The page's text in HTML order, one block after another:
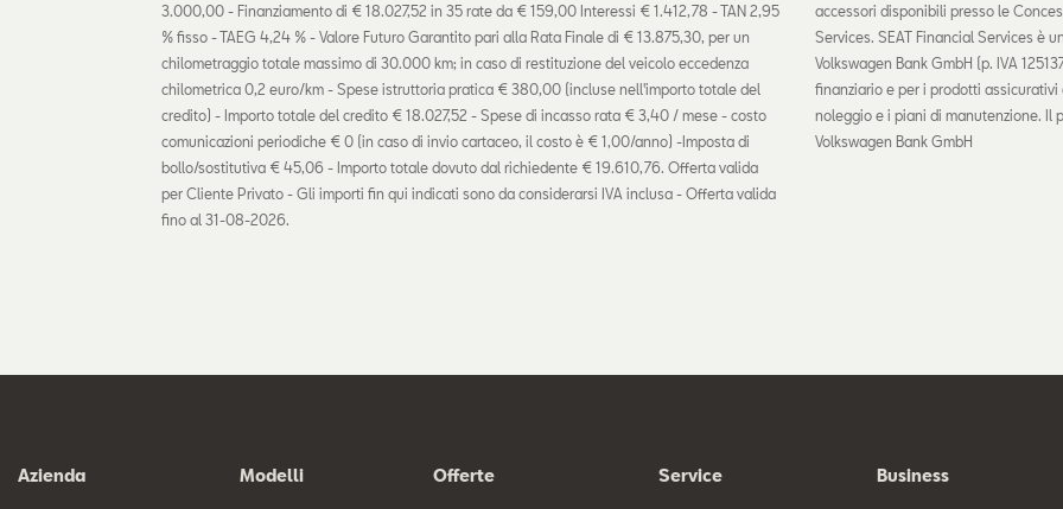
3.000,00 - Finanziamento di € 18.027,52 in 35 rate da € 159,00 Interessi € 1.412,78 - TAN 2,95
% fisso - TAEG 4,24 % - Valore Futuro Garantito pari alla Rata Finale di € 13.875,30, per un
chilometraggio totale massimo di 30.000 km; in caso di restituzione del veicolo eccedenza
chilometrica 0,2 euro/km - Spese istruttoria pratica € 380,00 (incluse nell'importo totale del
credito) - Importo totale del credito € 18.027,52 - Spese di incasso rata € 3,40 / mese - costo
comunicazioni periodiche € 0 (in caso di invio cartaceo, il costo è € 1,00/anno) -Imposta di
bollo/sostitutiva € 45,06 - Importo totale dovuto dal richiedente € 19.610,76. Offerta valida
per Cliente Privato - Gli importi fin qui indicati sono da considerarsi IVA inclusa - Offerta valida
fino al 31-08-2026.
accessori disponibili presso le
Services. SEAT Financial Services è
Volkswagen Bank GmbH (p. IVA
finanziario e per i prodotti assicurativi
noleggio e i piani di manutenzione. Il
Volkswagen Bank GmbH
Azienda Modelli Offerte Service Business